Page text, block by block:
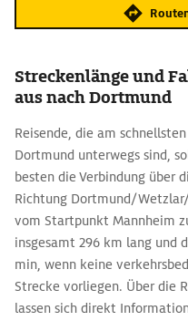
Streckenlänge und
aus nach Dortmund
Reisende, die am
Dortmund unterwegs sind,
besten die Verbindung über
Richtung Dortmund/
vom Startpunkt Mannheim
insgesamt 296 km lang und
min, wenn keine
Strecke vorliegen. Über die
lassen sich direkt